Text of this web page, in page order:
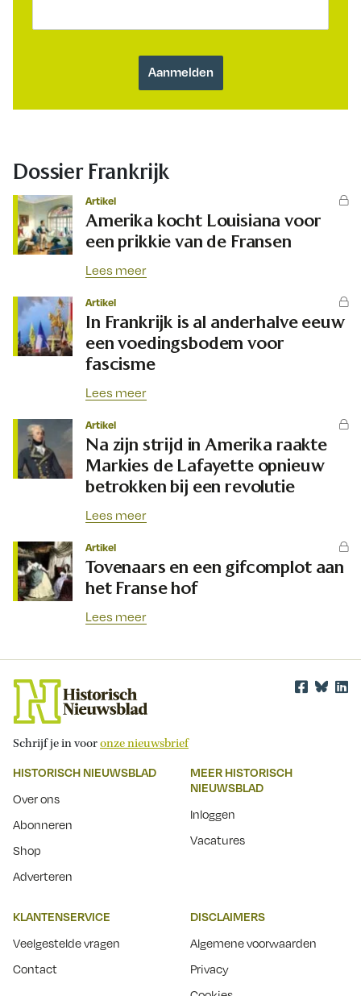
Dossier Frankrijk
Artikel
Amerika kocht Louisiana voor
een prikkie van de Fransen
Lees meer
Artikel
In Frankrijk is al anderhalve eeuw
een voedingsbodem voor
fascisme
Lees meer
Artikel
Na zijn strijd in Amerika raakte
Markies de Lafayette opnieuw
betrokken bij een revolutie
Lees meer
Artikel
Tovenaars en een gifcomplot aan
het Franse hof
Lees meer
Schrijf je in vooronze nieuwsbrief
HISTORISCH NIEUWSBLAD
Over ons
Abonneren
Shop
Adverteren
MEER HISTORISCH
NIEUWSBLAD
Inloggen
Vacatures
KLANTENSERVICE
Veelgestelde vragen
Contact
DISCLAIMERS
Algemene voorwaarden
Privacy